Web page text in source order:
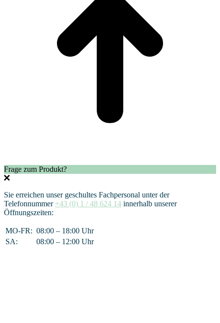
Frage zum Produkt?
Sie erreichen unser geschultes Fachpersonal unter der
Telefonnummer +43 (0) 1 / 48 624 14 innerhalb unserer
Öffnungszeiten:
MO-FR: 08:00 – 18:00 Uhr
SA:
08:00 – 12:00 Uhr